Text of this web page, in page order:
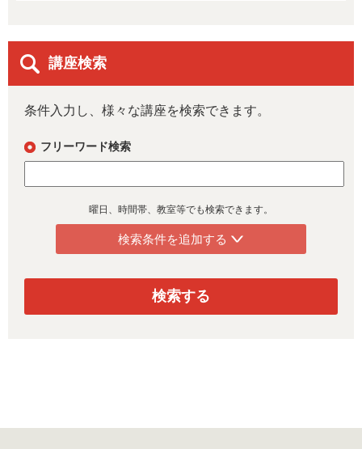
講座検索
条件入力し、様々な講座を検索できます。
フリーワード検索
曜日、時間帯、教室等でも検索できます。
検索条件を追加する
検索する